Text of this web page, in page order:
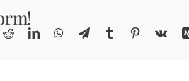
RedditLinkedInWhatsApp
TelegramTumblr Pinterest
Vk